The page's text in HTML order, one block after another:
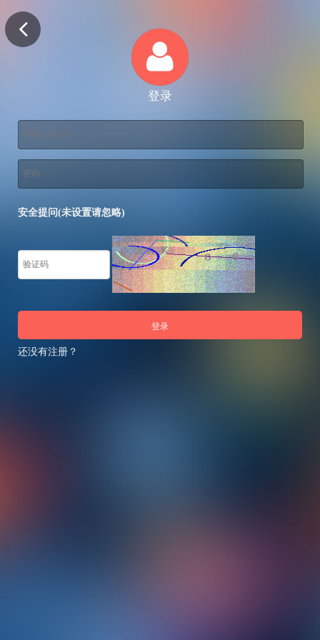
登录
安全提问(未设置请忽略)
登录
还没有注册？